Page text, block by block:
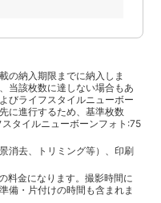
の納入期限までに納入しま
当該枚数に達しない場合もあ
びライフスタイルニューボー
に進行するため、基準枚数
タイルニューボーンフォト:75
消去、トリミング等）、印刷
料金になります。撮影時間に
備・片付けの時間も含まれま